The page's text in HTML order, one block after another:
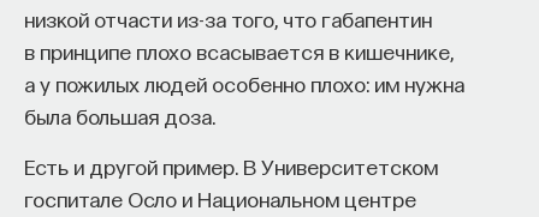
низкой отчасти из-за того, что габапентин
в принципе плохо всасывается в кишечнике,
а у пожилых людей особенно плохо: им нужна
была большая доза.
Есть и другой пример. В Университетском
госпитале Осло и Национальном центре
НАПИСАТЬ НАМ
НАД МАТЕРИАЛОМ РАБОТАЛИ